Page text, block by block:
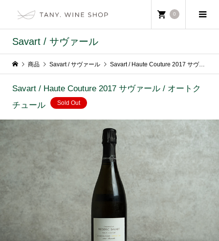
0
Savart / サヴァール
商品 Savart / サヴァール Savart / Haute Couture 2017 サヴァール / オートクチュール
Savart / Haute Couture 2017 サヴァール / オートク
チュール
Sold Out